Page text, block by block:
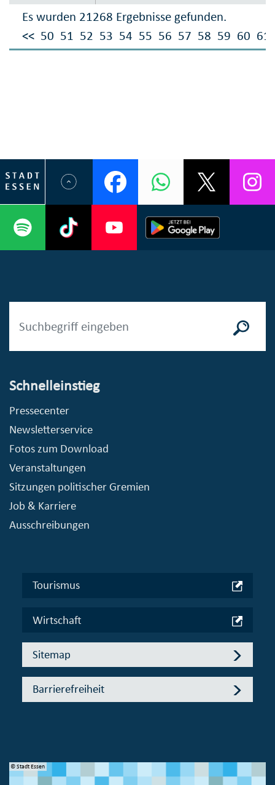
Es wurden 21268 Ergebnisse gefunden.
<< 50 51 52 53 54 55 56 57 58 59 60 61
Schnelleinstieg
Pressecenter
Newsletterservice
Fotos zum Download
Veranstaltungen
Sitzungen politischer Gremien
Job & Karriere
Ausschreibungen
Tourismus
Wirtschaft
Sitemap
Barrierefreiheit
© Stadt Essen